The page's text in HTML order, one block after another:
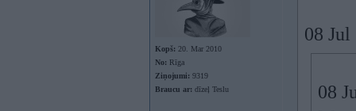
Kopš: 20. Mar 2010
No: Rīga
Ziņojumi: 9319
Braucu ar: dīzeļ Teslu
08
08